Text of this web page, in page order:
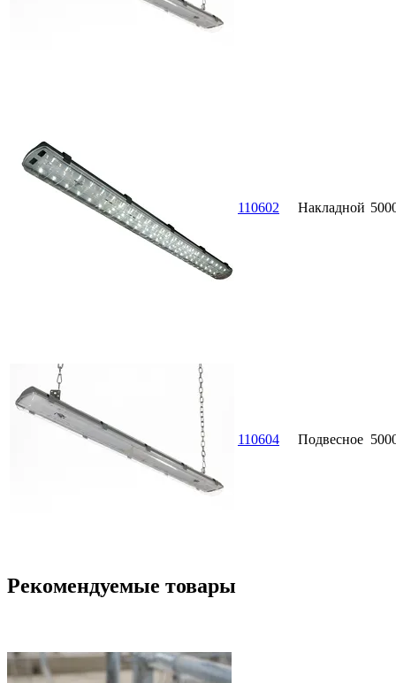
110602 Накладной
110604 Подвесное
Рекомендуемые товары